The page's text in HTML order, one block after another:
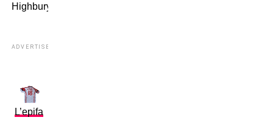
Highbury.
ADVERTISEMENT
L’epifa